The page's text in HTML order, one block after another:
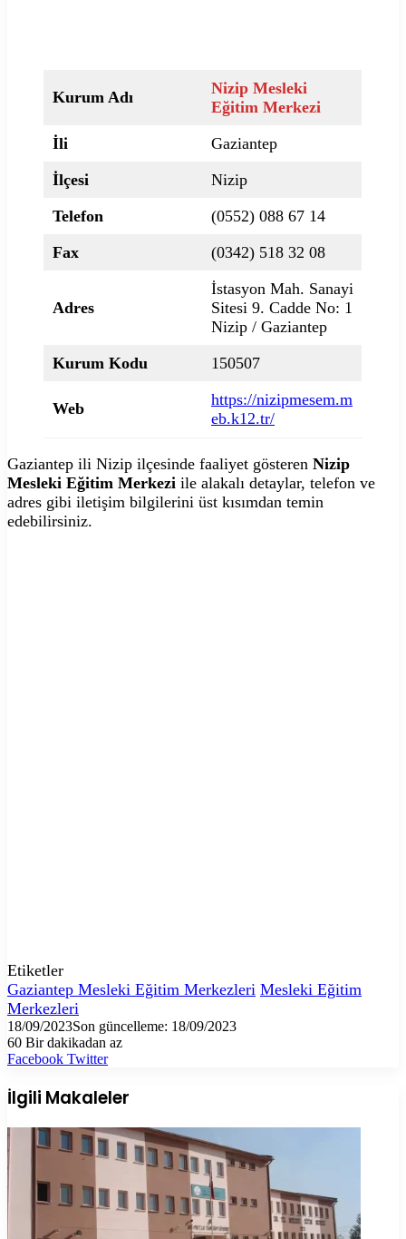
Kurum Adı
Nizip Mesleki
Eğitim Merkezi
İli
Gaziantep
İlçesi
Nizip
Telefon
(0552) 088 67 14
Fax
(0342) 518 32 08
Adres
İstasyon Mah. Sanayi
Sitesi 9. Cadde No: 1
Nizip / Gaziantep
Kurum Kodu
150507
Web
https://nizipmesem.m
eb.k12.tr/
Gaziantep ili Nizip ilçesinde faaliyet gösteren Nizip
Mesleki Eğitim Merkezi ile alakalı detaylar, telefon ve
adres gibi iletişim bilgilerini üst kısımdan temin
edebilirsiniz.
Etiketler
Gaziantep Mesleki Eğitim Merkezleri Mesleki Eğitim
Merkezleri
18/09/2023Son güncelleme: 18/09/2023
60 Bir dakikadan az
Facebook TwitterLinkedIn
Tumblr
Pinterest
Reddit
VKontakte
E-
ile
paylaş
Yazdır
İlgili Makaleler